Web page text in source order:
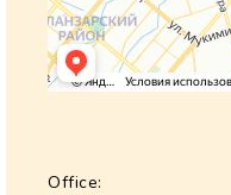
Office: